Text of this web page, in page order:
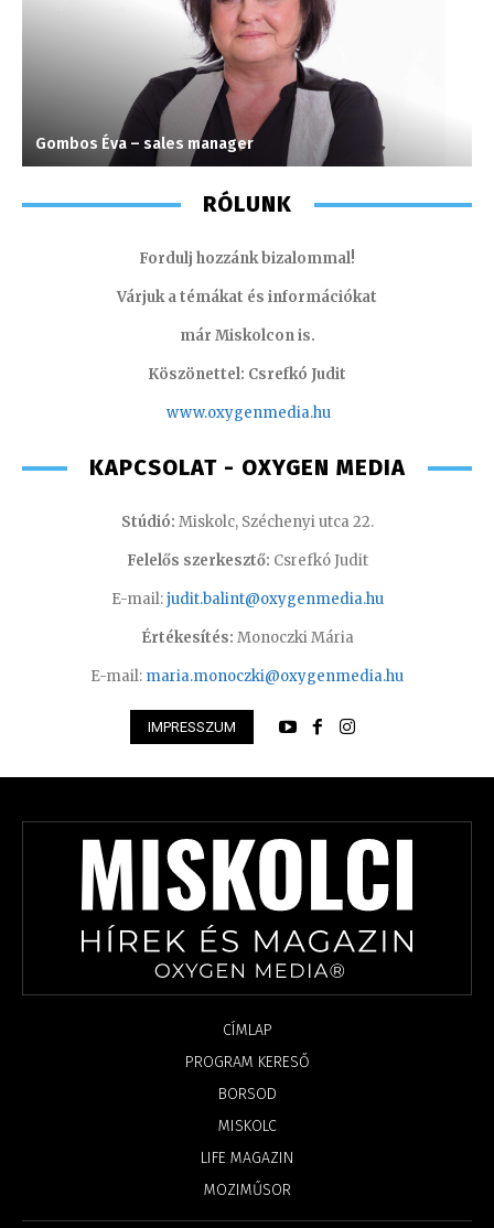
Gombos Éva – sales manager
RÓLUNK
Fordulj hozzánk bizalommal!
Várjuk a témákat és információkat
már Miskolcon is.
Köszönettel: Csrefkó Judit
www.oxygenmedia.hu
KAPCSOLAT - OXYGEN MEDIA
Stúdió: Miskolc, Széchenyi utca 22.
Felelős szerkesztő: Csrefkó Judit
E-mail:judit.balint@oxygenmedia.hu
Értékesítés: Monoczki Mária
E-mail: maria.monoczki@oxygenmedia.hu
IMPRESSZUM
CÍMLAP
PROGRAM KERESŐ
BORSOD
MISKOLC
LIFE MAGAZIN
MOZIMŰSOR